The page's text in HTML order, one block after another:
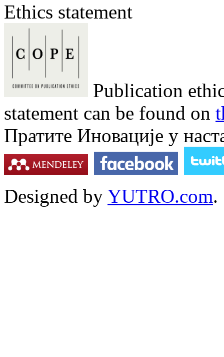
Ethics statement
Publication
statement can be found on
Пратите Иновације у
Designed by YUTRO.com.